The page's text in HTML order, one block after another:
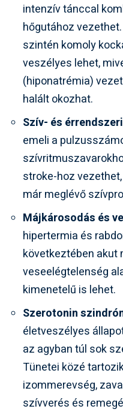
intenzív tánccal
hőgutához
szintén komoly
veszélyes lehet,
(hiponatrémia)
halált okozhat.
Szív- és
emeli a
stroke-hoz
már meglévő
Májkárosodás és
hipertermia és
következtében akut
veseelégtelenség
kimenetelű is lehet.
Szerotonin
életveszélyes
az agyban túl sok
Tünetei közé
izommerevség,
szívverés és